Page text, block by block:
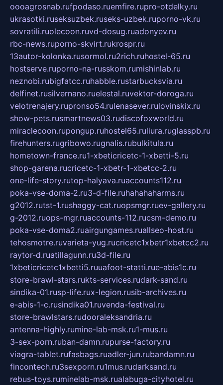
oooagrosnab.rufpodaso.ruemfire.rupro-otdelky.ru
ukrasotki.ruseksuzbek.ruseks-uzbek.ruporno-vk.ru
sovratili.ruolecoon.ruvd-dosug.ruadonyev.ru
rbc-news.ruporno-skvirt.rukrospr.ru
13autor-kolonka.rusormol.ru2rich.ruhostel-65.ru
hostserve.ruporno-na-russkom.rumishinlab.ru
neznobi.rubigfatcc.ruhabble.rustarbucksvia.ru
delfinet.rusilvernano.ruelestal.ruvektor-doroga.ru
velotrenajery.rupronso54.rulenasever.rulovinskix.ru
show-pets.rusmartnews03.rudiscofoxworld.ru
miraclecoon.rupongup.ruhostel65.ruliura.ruglasspb.ru
firehunters.rugribowo.rugnalis.rubulkitula.ru
hometown-france.ru1-xbeticricetc-1-xbetti-5.ru
shop-garena.rucricetc-1-xbetr-1-xbetcc-2.ru
one-life-story.rutop-halyava.ruaccounts112.ru
poka-vse-doma-2.ru3-d-file.ruhahahaharms.ru
g2012.rutst-1.rushaggy-cat.ruopsmgr.ruev-gallery.ru
g-2012.ruops-mgr.ruaccounts-112.rucsm-demo.ru
poka-vse-doma2.ruairgungames.ruallseo-host.ru
tehosmotre.ruvarieta-yug.rucricetc1xbetr1xbetcc2.ru
raytor-d.ruatillagunn.ru3d-file.ru
1xbeticricetc1xbetti5.ruuafoot-statti.rue-abis1c.ru
store-brawl-stars.rukts-services.rudark-sand.ru
sindika-01.rusp-life.rux-legion.rusib-archives.ru
e-abis-1-c.rusindika01.ruvenda-festival.ru
store-brawlstars.rudooraleksandria.ru
antenna-highly.rumine-lab-msk.ru1-mus.ru
3-sex-porn.ruban-damn.rupurse-factory.ru
viagra-tablet.rufasbags.ruadler-jun.rubandamn.ru
fincontech.ru3sexporn.ru1mus.rudarksand.ru
rebus-toys.ruminelab-msk.rualabuga-cityhotel.ru